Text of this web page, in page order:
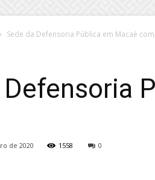
Sede da Defensoria Pública em Macaé
de 2020 1558 0